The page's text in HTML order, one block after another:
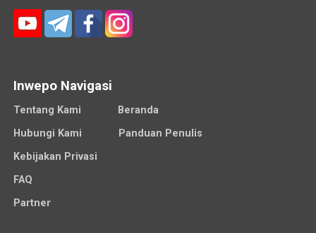
Inwepo Navigasi
Tentang Kami
Beranda
Hubungi Kami
Panduan Penulis
Kebijakan Privasi
FAQ
Partner